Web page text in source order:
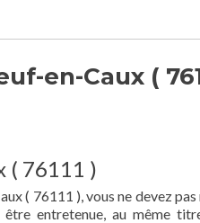
en-Caux (
( 76111 )
( 76111 ), vous ne devez
entretenue, au même